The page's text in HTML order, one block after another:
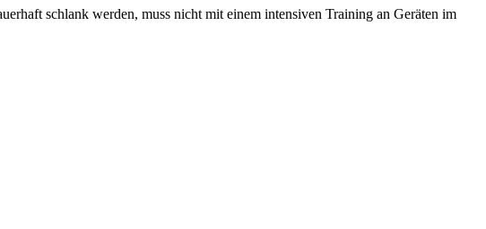
schlank werden, muss nicht mit einem intensiven Training an Geräten im